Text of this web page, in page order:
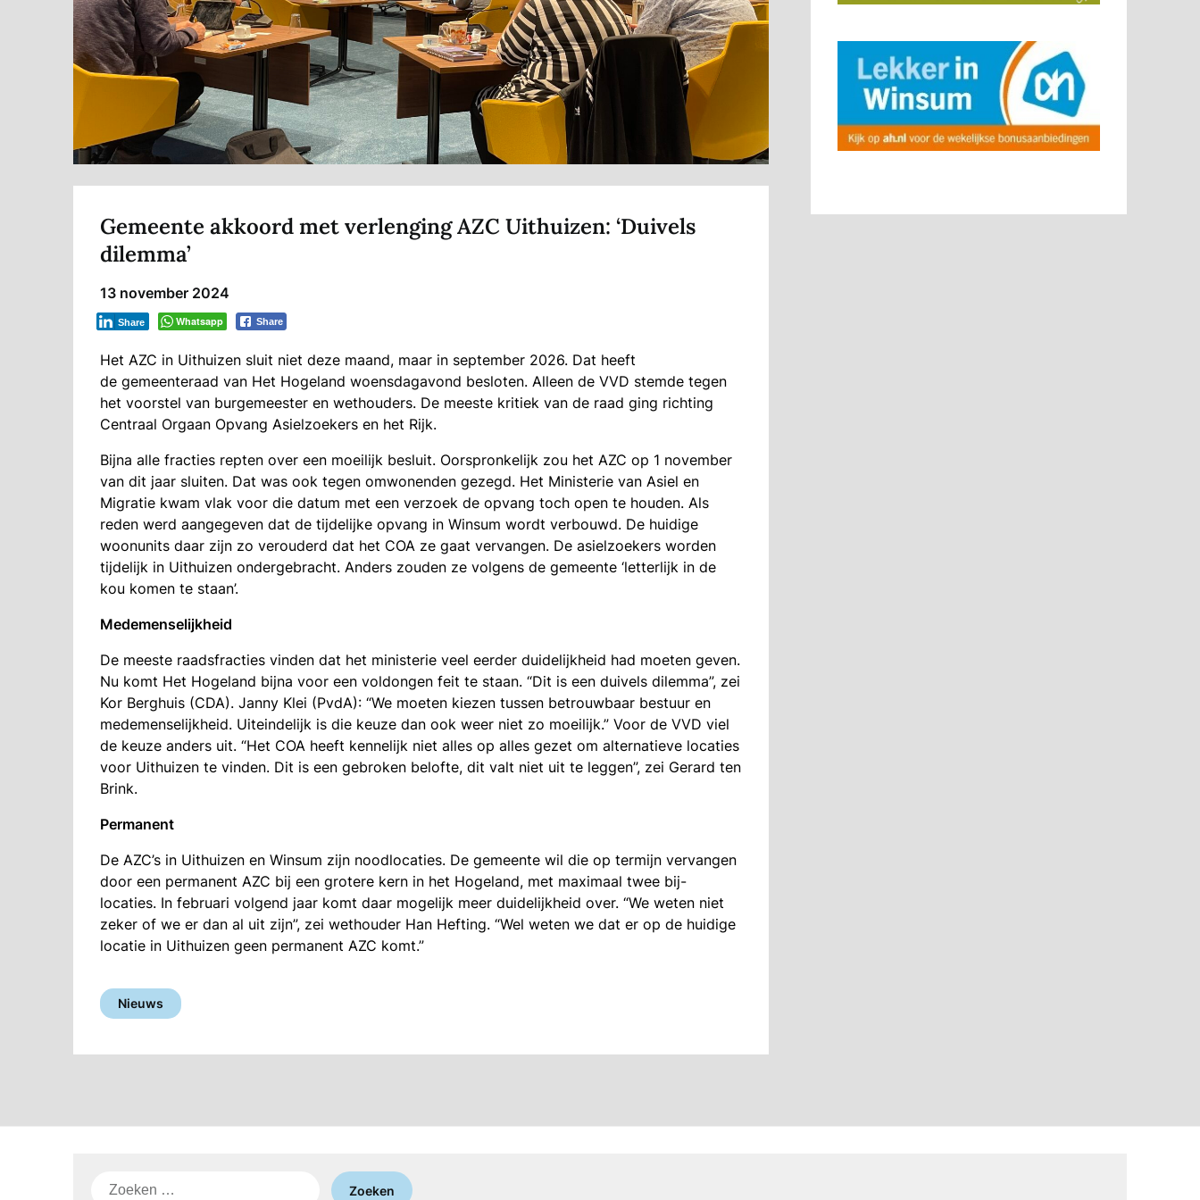
Gemeente akkoord met verlenging AZC Uithuizen: ‘Duivels
dilemma’
13 november 2024
Whatsapp Share
Share
Het AZC in Uithuizen sluit niet deze maand, maar in september 2026. Dat heeft
de gemeenteraad van Het Hogeland woensdagavond besloten. Alleen de VVD stemde tegen
het voorstel van burgemeester en wethouders. De meeste kritiek van de raad ging richting
Centraal Orgaan Opvang Asielzoekers en het Rijk.
Bijna alle fracties repten over een moeilijk besluit. Oorspronkelijk zou het AZC op 1 november
van dit jaar sluiten. Dat was ook tegen omwonenden gezegd. Het Ministerie van Asiel en
Migratie kwam vlak voor die datum met een verzoek de opvang toch open te houden. Als
reden werd aangegeven dat de tijdelijke opvang in Winsum wordt verbouwd. De huidige
woonunits daar zijn zo verouderd dat het COA ze gaat vervangen. De asielzoekers worden
tijdelijk in Uithuizen ondergebracht. Anders zouden ze volgens de gemeente ‘letterlijk in de
kou komen te staan’.
Medemenselijkheid
De meeste raadsfracties vinden dat het ministerie veel eerder duidelijkheid had moeten geven.
Nu komt Het Hogeland bijna voor een voldongen feit te staan. “Dit is een duivels dilemma”, zei
Kor Berghuis (CDA). Janny Klei (PvdA): “We moeten kiezen tussen betrouwbaar bestuur en
medemenselijkheid. Uiteindelijk is die keuze dan ook weer niet zo moeilijk.” Voor de VVD viel
de keuze anders uit. “Het COA heeft kennelijk niet alles op alles gezet om alternatieve locaties
voor Uithuizen te vinden. Dit is een gebroken belofte, dit valt niet uit te leggen”, zei Gerard ten
Brink.
Permanent
De AZC’s in Uithuizen en Winsum zijn noodlocaties. De gemeente wil die op termijn vervangen
door een permanent AZC bij een grotere kern in het Hogeland, met maximaal twee bij-
locaties. In februari volgend jaar komt daar mogelijk meer duidelijkheid over. “We weten niet
zeker of we er dan al uit zijn”, zei wethouder Han Hefting. “Wel weten we dat er op de huidige
locatie in Uithuizen geen permanent AZC komt.”
Nieuws
Zoeken